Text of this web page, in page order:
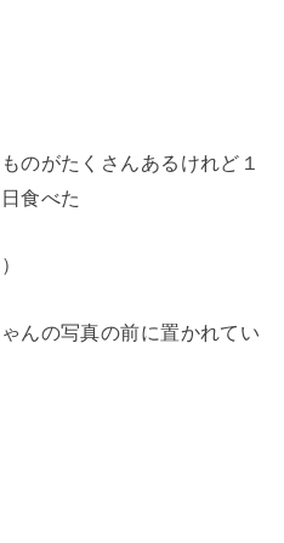
のがたくさんあるけれど１
食べた
んの写真の前に置かれてい